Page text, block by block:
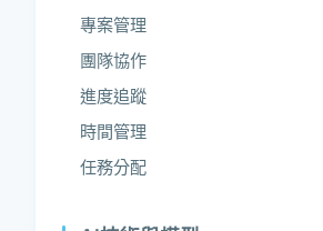
專案管理
團隊協作
進度追蹤
時間管理
任務分配